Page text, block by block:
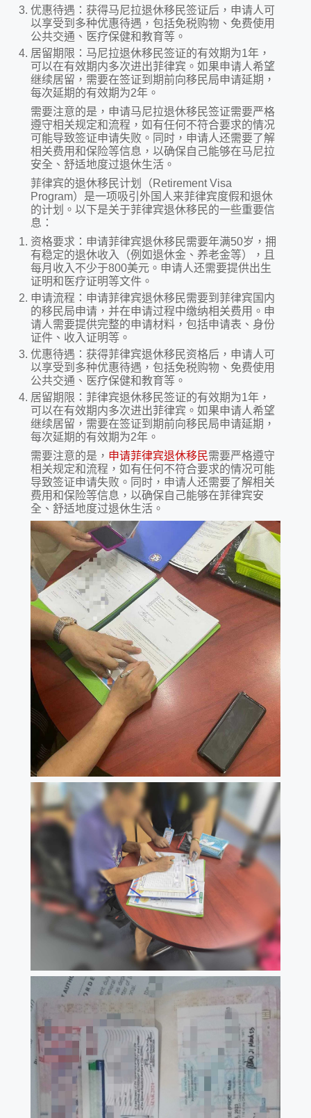
优惠待遇：获得马尼拉退休移民签证后，申请人可
以享受到多种优惠待遇，包括免税购物、免费使用
公共交通、医疗保健和教育等。
居留期限：马尼拉退休移民签证的有效期为1年，
可以在有效期内多次进出菲律宾。如果申请人希望
继续居留，需要在签证到期前向移民局申请延期，
每次延期的有效期为2年。
需要注意的是，申请马尼拉退休移民签证需要严格
遵守相关规定和流程，如有任何不符合要求的情况
可能导致签证申请失败。同时，申请人还需要了解
相关费用和保险等信息，以确保自己能够在马尼拉
安全、舒适地度过退休生活。
菲律宾的退休移民计划（Retirement Visa
Program）是一项吸引外国人来菲律宾度假和退休
的计划。以下是关于菲律宾退休移民的一些重要信
息：
资格要求：申请菲律宾退休移民需要年满50岁，拥
有稳定的退休收入（例如退休金、养老金等），且
每月收入不少于800美元。申请人还需要提供出生
证明和医疗证明等文件。
申请流程：申请菲律宾退休移民需要到菲律宾国内
的移民局申请，并在申请过程中缴纳相关费用。申
请人需要提供完整的申请材料，包括申请表、身份
证件、收入证明等。
优惠待遇：获得菲律宾退休移民资格后，申请人可
以享受到多种优惠待遇，包括免税购物、免费使用
公共交通、医疗保健和教育等。
居留期限：菲律宾退休移民签证的有效期为1年，
可以在有效期内多次进出菲律宾。如果申请人希望
继续居留，需要在签证到期前向移民局申请延期，
每次延期的有效期为2年。
需要注意的是， 申请菲律宾退休移民需要严格遵守
相关规定和流程，如有任何不符合要求的情况可能
导致签证申请失败。同时，申请人还需要了解相关
费用和保险等信息，以确保自己能够在菲律宾安
全、舒适地度过退休生活。